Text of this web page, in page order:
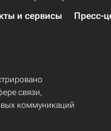
и сервисы Пресс-
связи,
коммуникаций